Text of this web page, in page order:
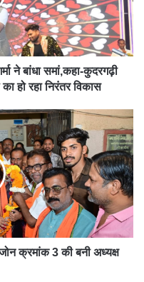
ने बांधा समां,कहा-कुदरगढ़ी
हो रहा निरंतर विकास
क्रमांक 3 की बनी अध्यक्ष